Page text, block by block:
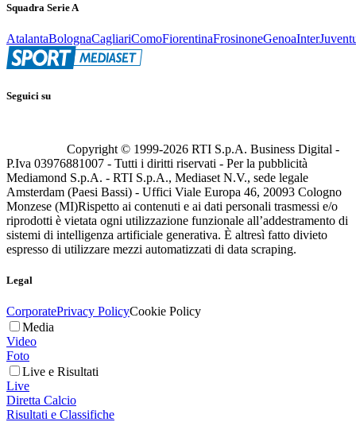
Squadra Serie A
AtalantaBolognaCagliariComoFiorentinaFrosinoneGenoaInter
Seguici su
Copyright © 1999-2026 RTI S.p.A. Business Digital -
P.Iva 03976881007 - Tutti i diritti riservati - Per la pubblicità
Mediamond S.p.A. - RTI S.p.A., Mediaset N.V., sede legale
Amsterdam (Paesi Bassi) - Uffici Viale Europa 46, 20093 Cologno
Monzese (MI)Rispetto ai contenuti e ai dati personali trasmessi e/o
riprodotti è vietata ogni utilizzazione funzionale all’addestramento di
sistemi di intelligenza artificiale generativa. È altresì fatto divieto
espresso di utilizzare mezzi automatizzati di data scraping.
Legal
CorporatePrivacy PolicyCookie Policy
Media
Video
Foto
Live e Risultati
Live
Diretta Calcio
Risultati e Classifiche